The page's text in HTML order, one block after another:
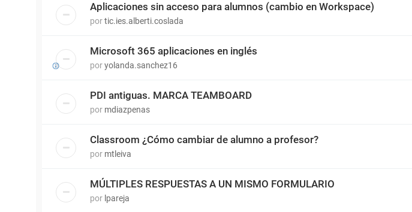
Aplicaciones sin acceso para alumnos (cambio en Workspace)
portic.ies.alberti.coslada
Microsoft 365 aplicaciones en inglés
poryolanda.sanchez16
PDI antiguas. MARCA TEAMBOARD
por mdiazpenas
Classroom ¿Cómo cambiar de alumno a profesor?
por mtleiva
MÚLTIPLES RESPUESTAS A UN MISMO FORMULARIO
por lpareja